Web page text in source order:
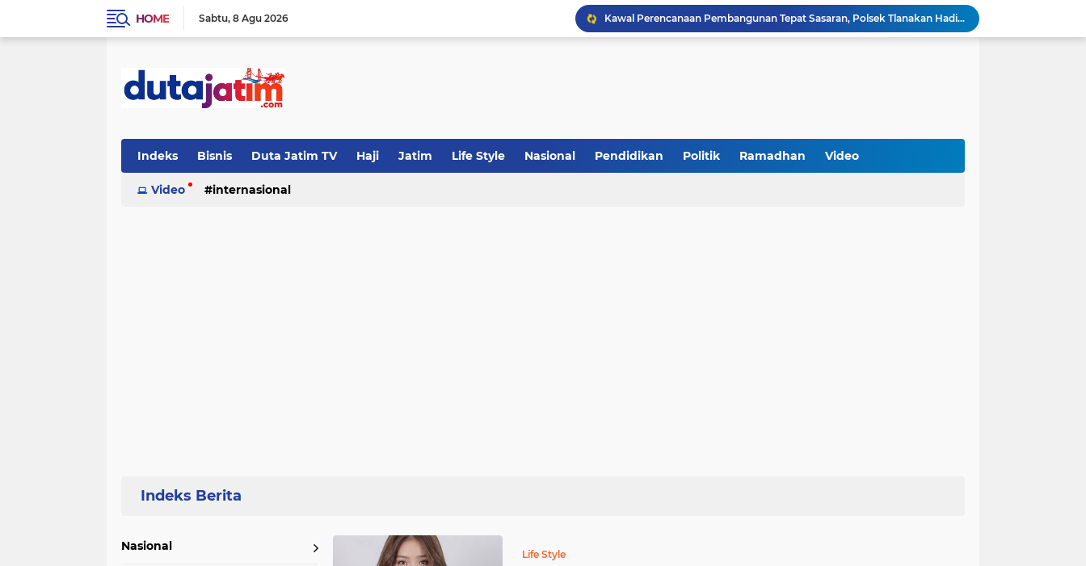
HOME Sabtu 8 Agu 2026
Kawal Perencanaan Pembangunan Tepat Sasaran, Polsek Tlanakan Hadiri Musrenbangdes Desa Bandaran
BPS Sampang: UMKM dan Usaha Besar Wajib Terdata di Sensus Ekonomi 2026, Kunci Kebijakan Tepat Sasaran
Sinergi Fiskal Moneter: Arah Baru Industri Jasa Keuangan
Indeks Bisnis Duta Jatim TV Haji Jatim Life Style Nasional Pendidikan Politik Ramadhan Video
Video internasional
Nasional
Life Style